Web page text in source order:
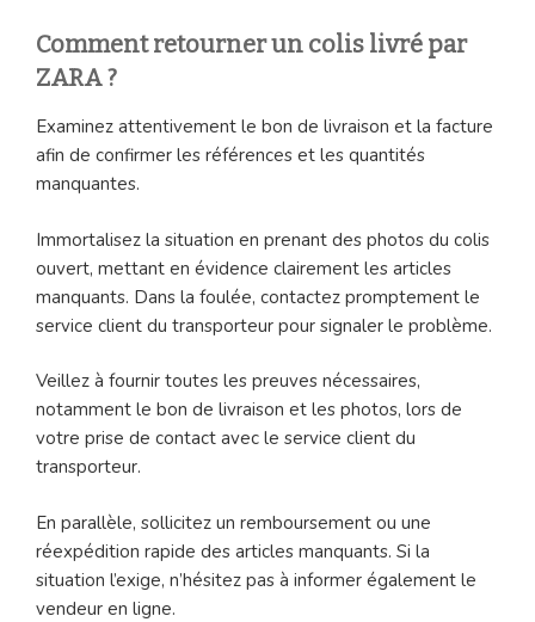
Comment retourner un colis livré par
ZARA ?
Examinez attentivement le bon de livraison et la facture
afin de confirmer les références et les quantités
manquantes.
Immortalisez la situation en prenant des photos du colis
ouvert, mettant en évidence clairement les articles
manquants. Dans la foulée, contactez promptement le
service client du transporteur pour signaler le problème.
Veillez à fournir toutes les preuves nécessaires,
notamment le bon de livraison et les photos, lors de
votre prise de contact avec le service client du
transporteur.
En parallèle, sollicitez un remboursement ou une
réexpédition rapide des articles manquants. Si la
situation l’exige, n’hésitez pas à informer également le
vendeur en ligne.